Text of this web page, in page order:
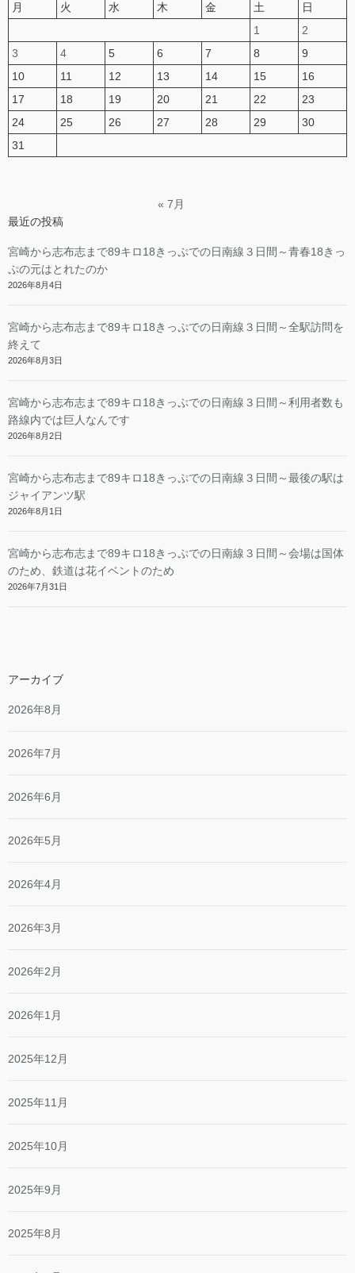
月
火 水 木 金 土
日
1
2
3
4 5 6 7 8
9
10
11 12 13 14 15
16
17
18 19 20 21 22
23
24
25 26 27 28 29
30
31
« 7月
最近の投稿
宮崎から志布志まで89キロ18きっぷでの日南線３日間～青春18きっ
ぷの元はとれたのか
2026年8月4日
宮崎から志布志まで89キロ18きっぷでの日南線３日間～全駅訪問を
終えて
2026年8月3日
宮崎から志布志まで89キロ18きっぷでの日南線３日間～利用者数も
路線内では巨人なんです
2026年8月2日
宮崎から志布志まで89キロ18きっぷでの日南線３日間～最後の駅は
ジャイアンツ駅
2026年8月1日
宮崎から志布志まで89キロ18きっぷでの日南線３日間～会場は国体
のため、鉄道は花イベントのため
2026年7月31日
アーカイブ
2026年8月
2026年7月
2026年6月
2026年5月
2026年4月
2026年3月
2026年2月
2026年1月
2025年12月
2025年11月
2025年10月
2025年9月
2025年8月